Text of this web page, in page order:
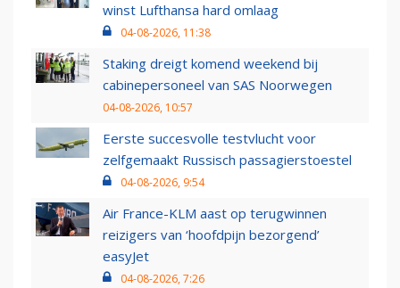
winst Lufthansa hard omlaag
04-08-2026, 11:38
Staking dreigt komend weekend bij
cabinepersoneel van SAS Noorwegen
04-08-2026, 10:57
Eerste succesvolle testvlucht voor
zelfgemaakt Russisch passagierstoestel
04-08-2026, 9:54
Air France-KLM aast op terugwinnen
reizigers van ‘hoofdpijn bezorgend’
easyJet
04-08-2026, 7:26